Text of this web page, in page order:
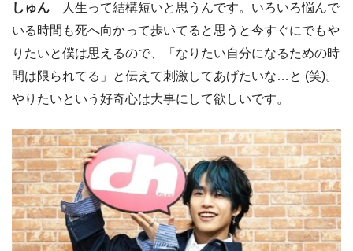
しゅん 人生って結構短いと思うんです。いろいろ悩んで
いる時間も死へ向かって歩いてると思うと今すぐにでもや
りたいと僕は思えるので、「なりたい自分になるための時
間は限られてる」と伝えて刺激してあげたいな…と (笑)。
やりたいという好奇心は大事にして欲しいです。